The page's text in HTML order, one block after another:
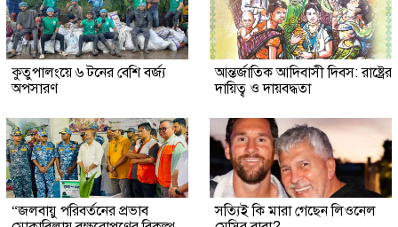
কুতুপালংয়ে ৬ টনের বেশি বর্জ্য
অপসারণ
আন্তর্জাতিক আদিবাসী দিবস: রাষ্ট্রের
দায়িত্ব ও দায়বদ্ধতা
“জলবায়ু পরিবর্তনের প্রভাব
সত্যিই কি মারা গেছেন লিওনেল